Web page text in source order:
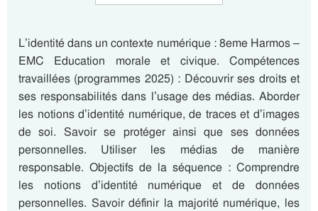
L’identité dans un contexte numérique : 8eme Harmos –
EMC Education morale et civique. Compétences
travaillées (programmes 2025) : Découvrir ses droits et
ses responsabilités dans l’usage des médias. Aborder
les notions d’identité numérique, de traces et d’images
de soi. Savoir se protéger ainsi que ses données
personnelles. Utiliser les médias de manière
responsable. Objectifs de la séquence : Comprendre
les notions d’identité numérique et de données
personnelles. Savoir définir la majorité numérique, les